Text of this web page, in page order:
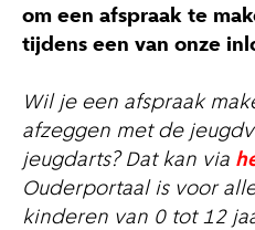
om een afspraak te
tijdens een van onze
Wil je een afspraak
afzeggen met de
jeugdarts? Dat kan via
Ouderportaal is voor
kinderen van 0 tot 12